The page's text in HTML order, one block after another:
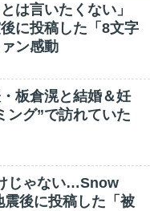
は言いたくない」
に投稿した「8文字
ン感動
板倉滉と結婚＆妊
ング”で訪れていた
じゃない…Snow
後に投稿した「被